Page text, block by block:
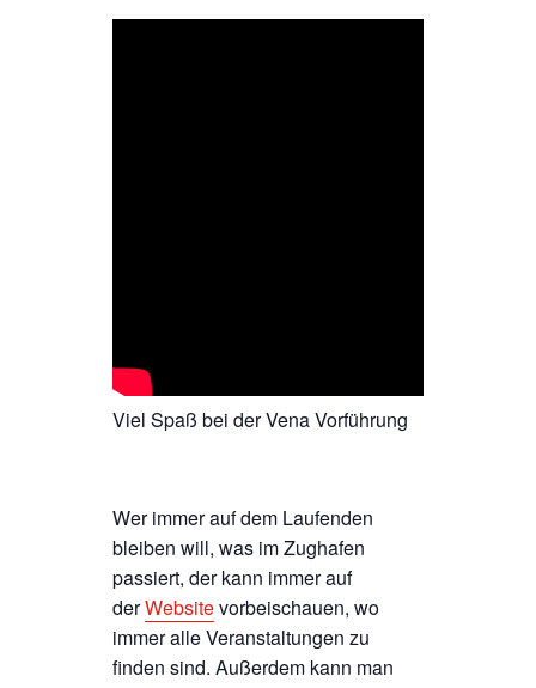
Viel Spaß bei der Vena Vorführung
Wer immer auf dem Laufenden
bleiben will, was im Zughafen
passiert, der kann immer auf
derWebsitevorbeischauen, wo
immer alle Veranstaltungen zu
finden sind. Außerdem kann man